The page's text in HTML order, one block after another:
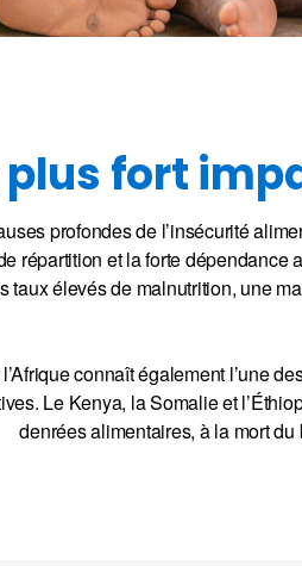
plus fort
profondes de l’insécurité
répartition et la forte
taux élevés de malnutrition, une
connaît également l’une
Le Kenya, la Somalie et
denrées alimentaires, à la mort